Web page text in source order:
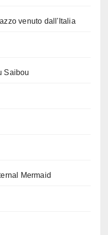
venuto dall'Italia
Saibou
Mermaid